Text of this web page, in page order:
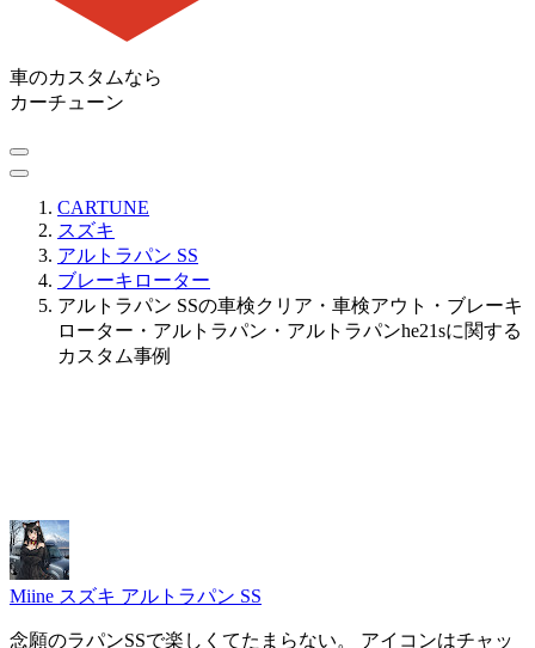
車のカスタムなら
カーチューン
CARTUNE
スズキ
アルトラパン SS
ブレーキローター
アルトラパン SSの車検クリア・車検アウト・ブレーキ
ローター・アルトラパン・アルトラパンhe21sに関する
カスタム事例
Miine スズキ アルトラパン SS
念願のラパンSSで楽しくてたまらない。 アイコンはチャッ